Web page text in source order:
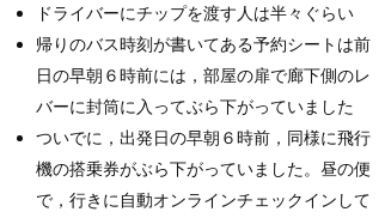
ドライバーにチップを渡す人は半々ぐらい
帰りのバス時刻が書いてある予約シートは前
日の早朝６時前には，部屋の扉で廊下側のレ
バーに封筒に入ってぶら下がっていました
ついでに，出発日の早朝６時前，同様に飛行
機の搭乗券がぶら下がっていました。昼の便
で，行きに自動オンラインチェックインして